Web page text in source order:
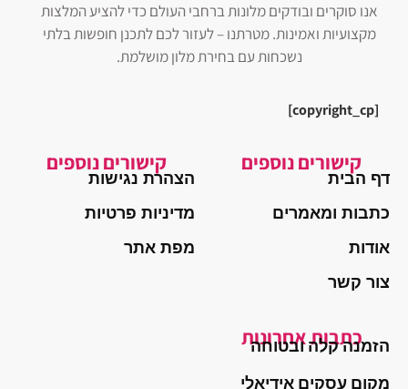
אנו סוקרים ובודקים מלונות ברחבי העולם כדי להציע המלצות
מקצועיות ואמינות. מטרתנו – לעזור לכם לתכנן חופשות בלתי
נשכחות עם בחירת מלון מושלמת.
[copyright_cp]
קישורים נוספים
דף הבית
כתבות ומאמרים
אודות
צור קשר
קישורים נוספים
הצהרת נגישות
מדיניות פרטיות
מפת אתר
כתבות אחרונות
הזמנה קלה ובטוחה
מקום עסקים אידיאלי